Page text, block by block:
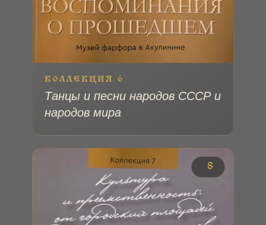
КОЛЛЕКЦИЯ 6
Танцы и песни народов СССР и
народов мира
№ 8